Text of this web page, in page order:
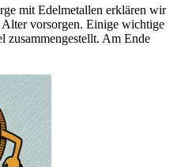
mit Edelmetallen erklären wir
vorsorgen. Einige wichtige
zusammengestellt. Am Ende